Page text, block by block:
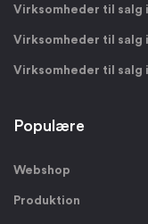
Virksomheder til salg
Virksomheder til salg
Virksomheder til salg
Populære
Webshop
Produktion